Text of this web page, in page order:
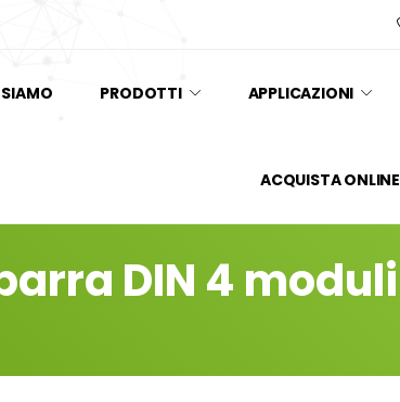
PRODOTTI APPLICAZIONI
ACQUISTA ONLINE
DIN 4 moduli